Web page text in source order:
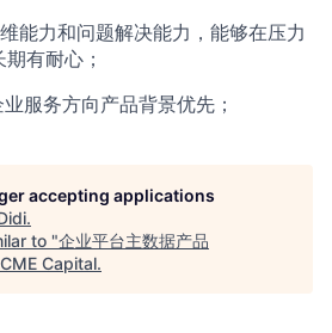
能力和问题解决能力，能够在压力
有耐心；
服务方向产品背景优先；
accepting applications
.
to "企业平台主数据产品
Capital.